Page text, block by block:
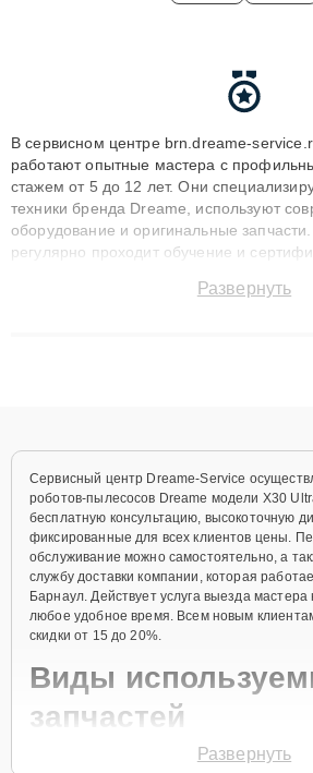
В сервисном центре brn.dreame-
работают опытные мастера с
стажем от 5 до 12 лет. Они
техники бренда Dreame, используют
оборудование и оригинальные
регулярно проходит обучение и
технику с сохранением гарантии до 3
Развернуть
Сервисный центр Dreame-Service
роботов-пылесосов Dreame модели X30
бесплатную консультацию, высокоточную
фиксированные для всех клиентов цены.
обслуживание можно самостоятельно, а
службу доставки компании, которая
Барнаул. Действует услуга выезда
любое удобное время. Всем новым
скидки от 15 до 20%.
Виды
запчастей
Для ремонта робота-пылесоса модели X30
Развернуть